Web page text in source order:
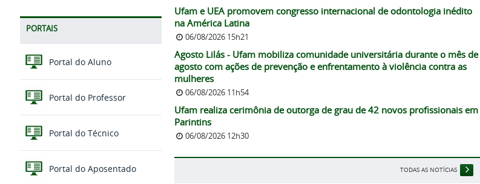
PORTAIS
Portal do Aluno
Portal do Professor
Portal do Técnico
Portal do Aposentado
Ufam e UEA promovem congresso internacional de odontologia inédito
na América Latina
06/08/2026 15h21
Agosto Lilás - Ufam mobiliza comunidade universitária durante o mês de
agosto com ações de prevenção e enfrentamento à violência contra as
mulheres
06/08/2026 11h54
Ufam realiza cerimônia de outorga de grau de 42 novos profissionais em
Parintins
06/08/2026 12h30
TODAS AS NOTÍCIAS